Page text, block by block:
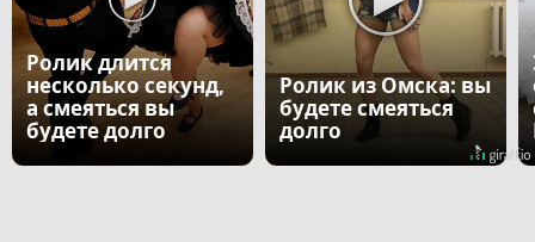
Ролик длится
несколько секунд,
а смеяться вы
будете долго
Ролик из Омска: вы
будете смеяться
долго